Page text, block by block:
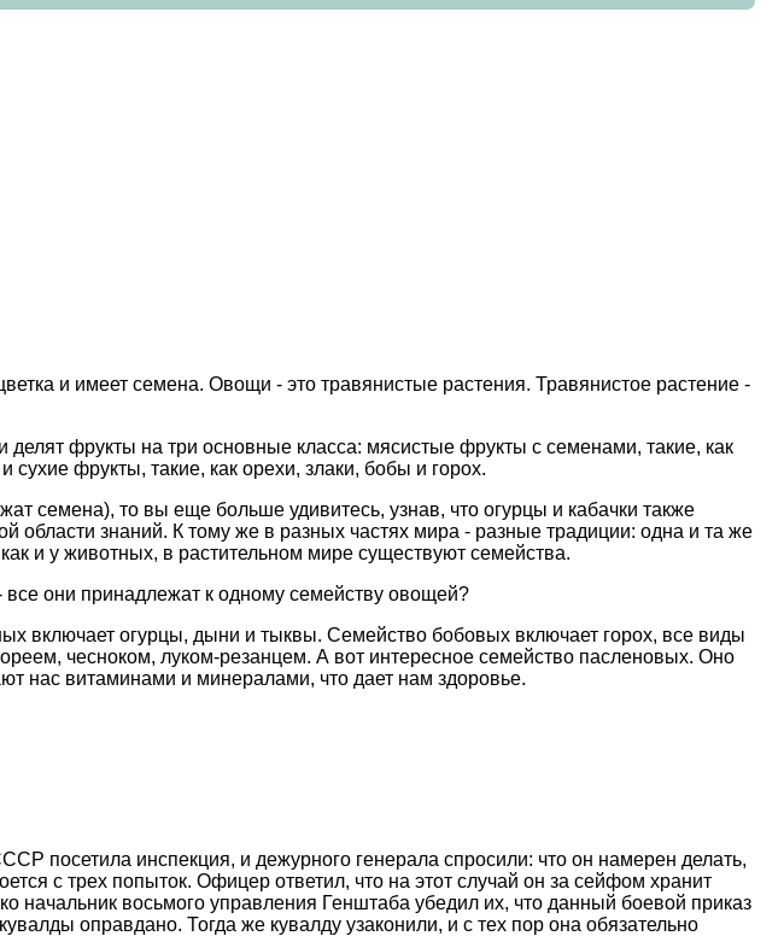
и имеет семена. Овощи - это травянистые растения. Травянистое растение -
делят фрукты на три основные класса: мясистые фрукты с семенами, такие, как
фрукты, такие, как орехи, злаки, бобы и горох.
семена), то вы еще больше удивитесь, узнав, что огурцы и кабачки также
области знаний. К тому же в разных частях мира - разные традиции: одна и та же
и у животных, в растительном мире существуют семейства.
все они принадлежат к одному семейству овощей?
включает огурцы, дыни и тыквы. Семейство бобовых включает горох, все виды
чесноком, луком-резанцем. А вот интересное семейство пасленовых. Оно
нас витаминами и минералами, что дает нам здоровье.
посетила инспекция, и дежурного генерала спросили: что он намерен делать,
с трех попыток. Офицер ответил, что на этот случай он за сейфом хранит
начальник восьмого управления Генштаба убедил их, что данный боевой приказ
оправдано. Тогда же кувалду узаконили, и с тех пор она обязательно